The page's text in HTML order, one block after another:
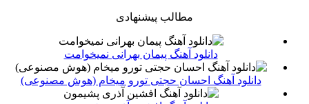
مطالب پیشنهادی
دانلود آهنگ پیمان بهرانی نمیخوامت
دانلود آهنگ احسان حجتی تو‌رو میخام (هوش مصنوعی)